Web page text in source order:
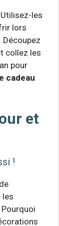
Utilisez-les
lors
Découpez
collez les
pour
cadeau
et
!
les